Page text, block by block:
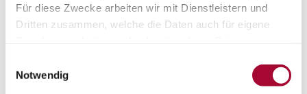
Für diese Zwecke arbeiten wir mit Dienstleistern und
Dritten zusammen, welche die Daten auch für eigene
„Cookies und Services zulassen“ oder durch Auswählen
einzelner Cookies und Services in der Detailansicht
Notwendig
Helaas is de configurator voor deze modelserie niet meer
beschikbaar. U kunt rechtstreeks contact opnemen met uw